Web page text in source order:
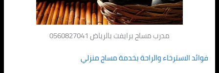
مدرب مساج برايفت بالرياض 0560827041
فوائد الاسترخاء والراحة بخدمة مساج منزلي